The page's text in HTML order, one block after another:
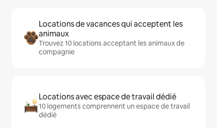
Locations de vacances qui acceptent les
animaux
Trouvez 10 locations acceptant les animaux de
compagnie
Locations avec espace de travail dédié
10 logements comprennent un espace de travail
dédié